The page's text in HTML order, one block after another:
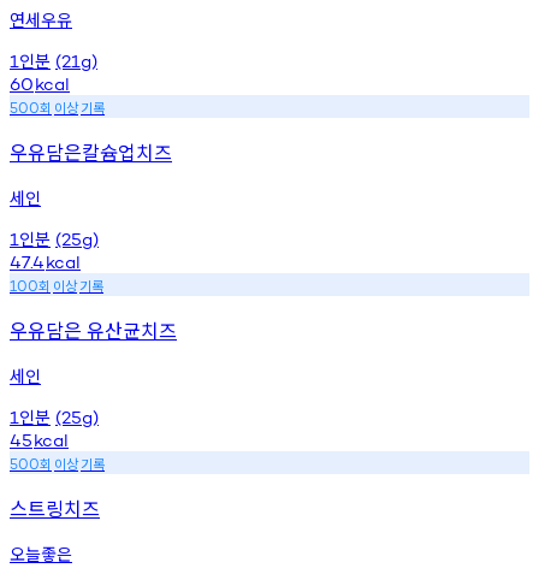
연세우유
1 인분 (21g)
60kcal
500회 이상기록
우유담은칼슘업치즈
세인
1 인분 (25g)
47.4kcal
100회 이상기록
우유담은 유산균치즈
세인
1 인분 (25g)
45kcal
500회 이상기록
스트링치즈
오늘좋은